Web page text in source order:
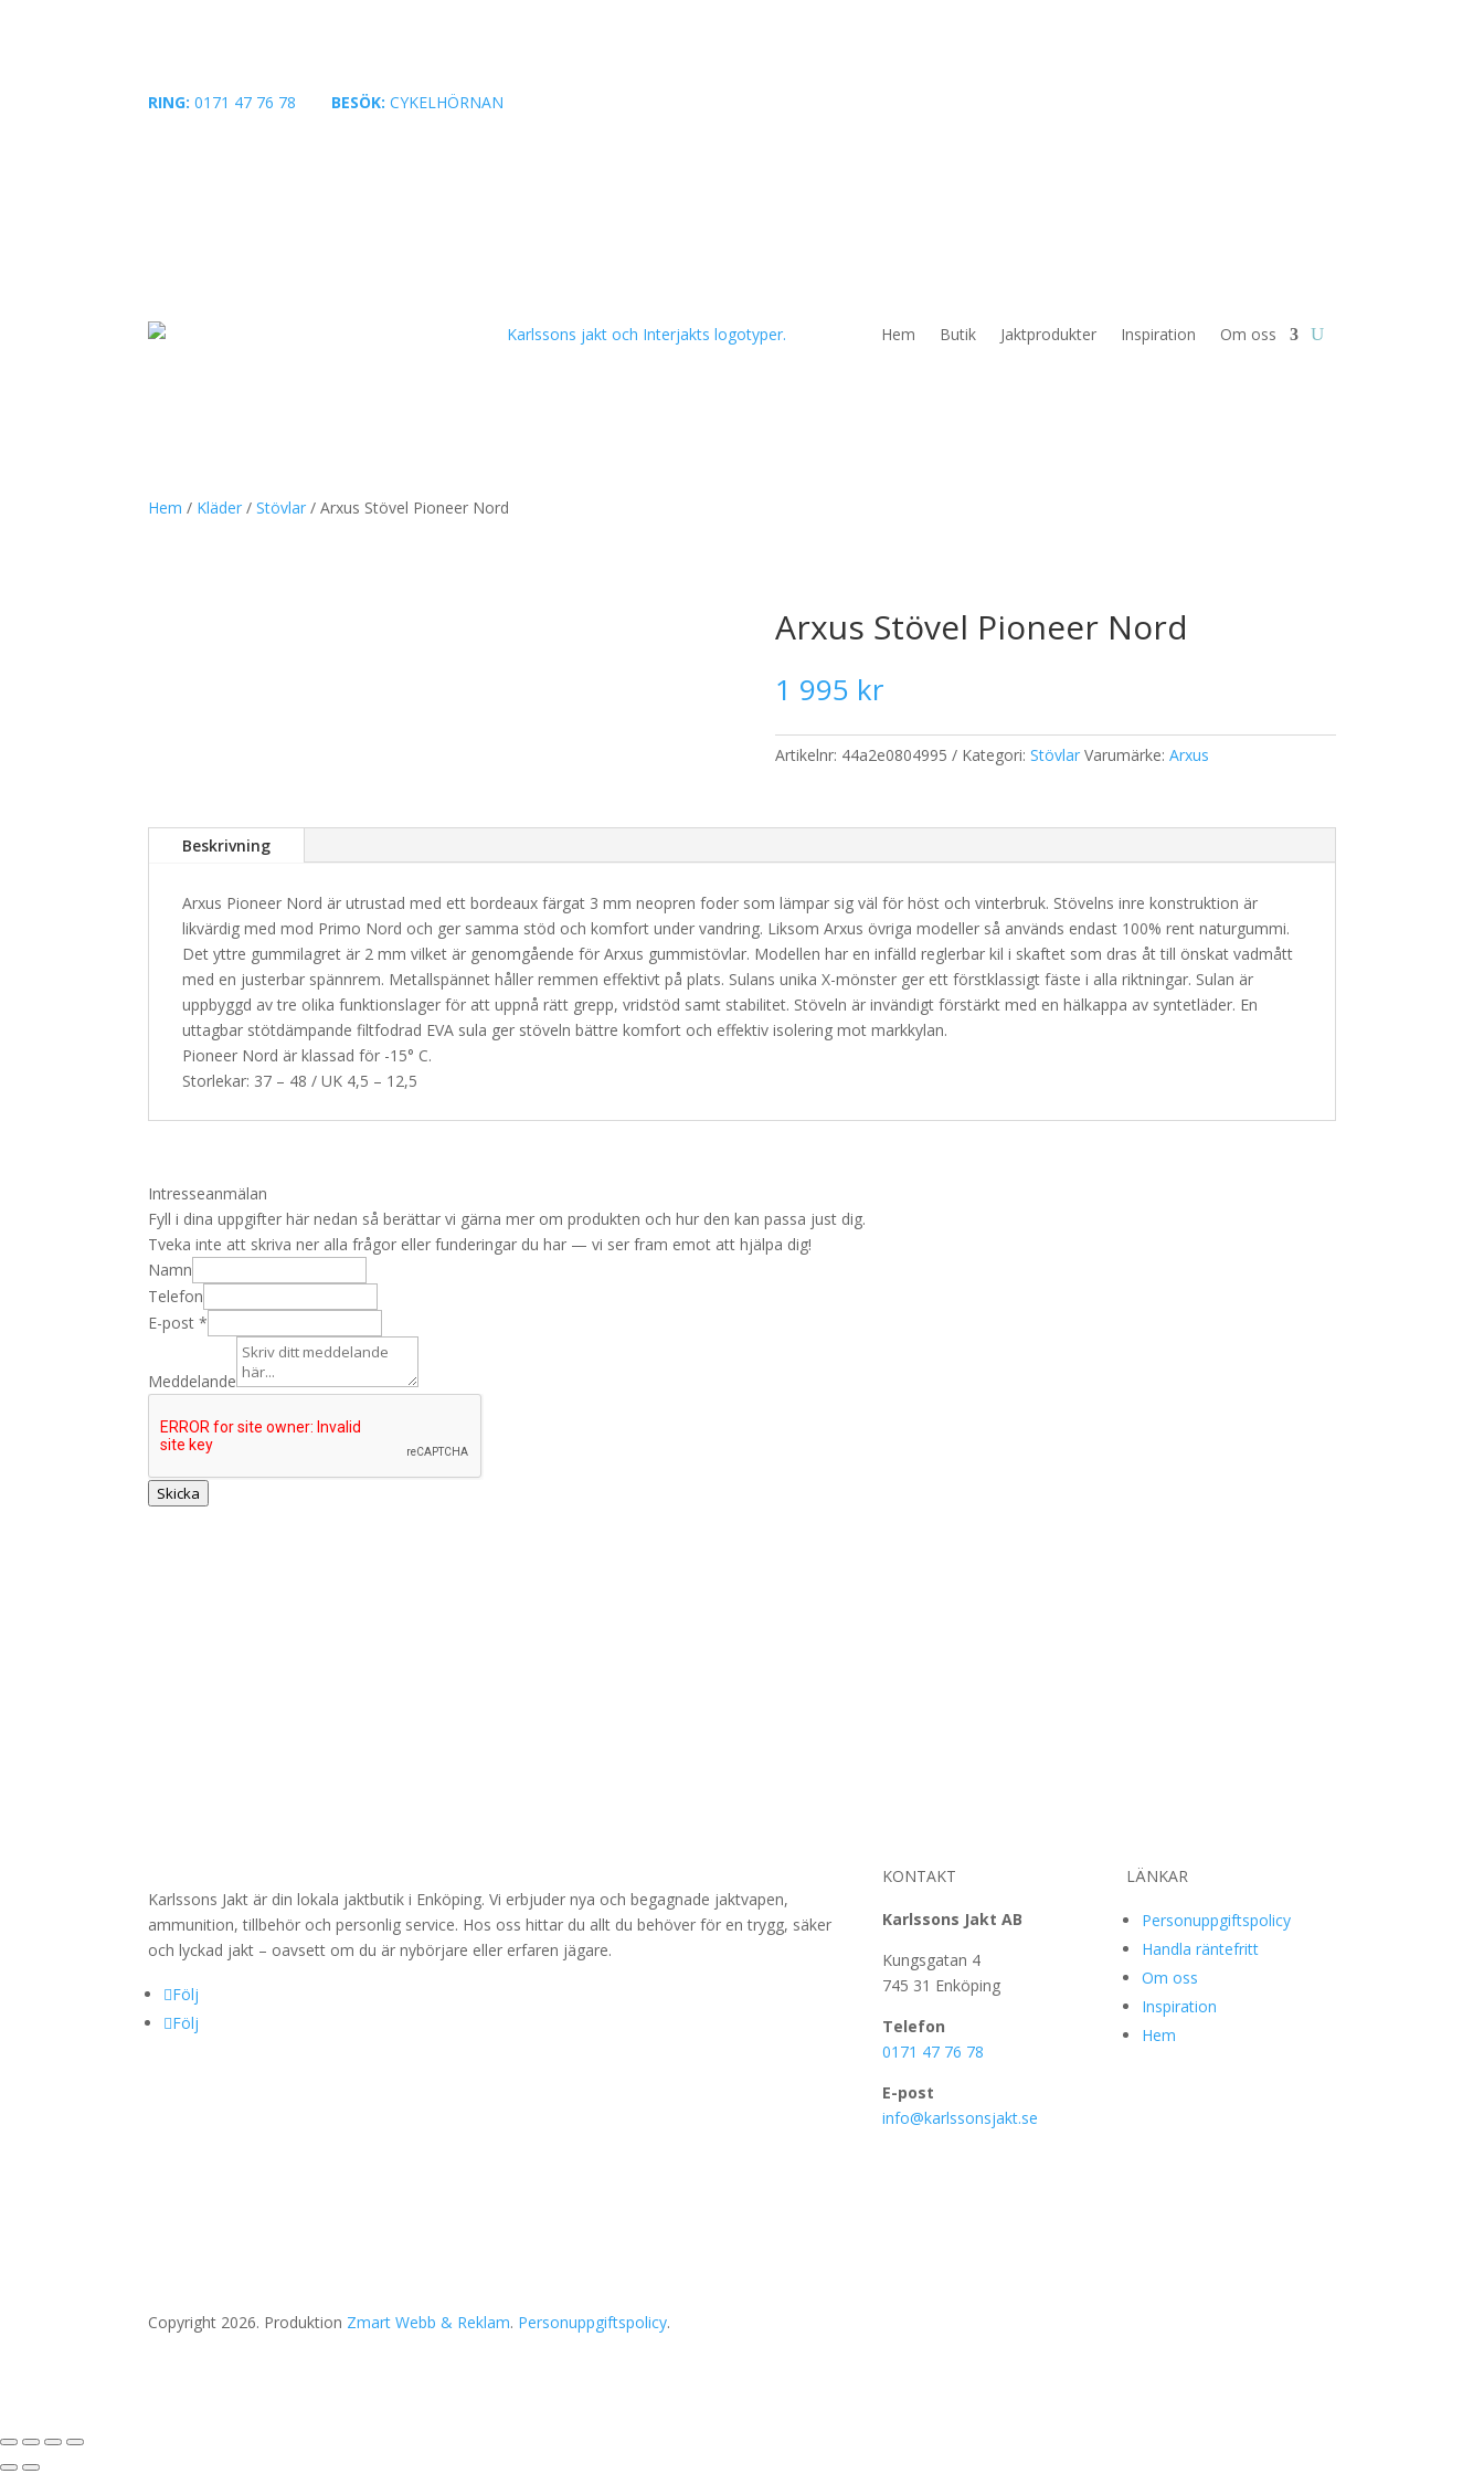
RING: 0171 47 76 78 BESÖK: CYKELHÖRNAN
Hem Butik Jaktprodukter Inspiration Om oss
Hem / Kläder /Stövlar / Arxus Stövel Pioneer Nord
Arxus Stövel Pioneer Nord
1 995 kr
Artikelnr: 44a2e0804995 Kategori: Stövlar Varumärke: Arxus
Beskrivning
Arxus Pioneer Nord är utrustad med ett bordeaux färgat 3 mm neopren foder som lämpar sig väl för höst och vinterbruk. Stövelns inre konstruktion är
likvärdig med mod Primo Nord och ger samma stöd och komfort under vandring. Liksom Arxus övriga modeller så används endast 100% rent naturgummi.
Det yttre gummilagret är 2 mm vilket är genomgående för Arxus gummistövlar. Modellen har en infälld reglerbar kil i skaftet som dras åt till önskat vadmått
med en justerbar spännrem. Metallspännet håller remmen effektivt på plats. Sulans unika X-mönster ger ett förstklassigt fäste i alla riktningar. Sulan är
uppbyggd av tre olika funktionslager för att uppnå rätt grepp, vridstöd samt stabilitet. Stöveln är invändigt förstärkt med en hälkappa av syntetläder. En
uttagbar stötdämpande filtfodrad EVA sula ger stöveln bättre komfort och effektiv isolering mot markkylan.
Pioneer Nord är klassad för -15° C.
Storlekar: 37 – 48 / UK 4,5 – 12,5
Intresseanmälan
Fyll i dina uppgifter här nedan så berättar vi gärna mer om produkten och hur den kan passa just dig.
Tveka inte att skriva ner alla frågor eller funderingar du har — vi ser fram emot att hjälpa dig!
Namn
Telefon
E-post*
Meddelande
N
a
Skicka
Karlssons Jakt är din lokala jaktbutik i Enköping. Vi erbjuder nya och begagnade jaktvapen,
ammunition, tillbehör och personlig service. Hos oss hittar du allt du behöver för en trygg, säker
och lyckad jakt – oavsett om du är nybörjare eller erfaren jägare.
Följ
Följ
KONTAKT
Karlssons Jakt AB
Kungsgatan 4
745 31 Enköping
Telefon
0171 47 76 78
E-post
info@karlssonsjakt.se
LÄNKAR
Personuppgiftspolicy
Handla räntefritt
Om oss
Inspiration
Hem
Copyright 2026. Produktion Zmart Webb & Reklam. Personuppgiftspolicy.